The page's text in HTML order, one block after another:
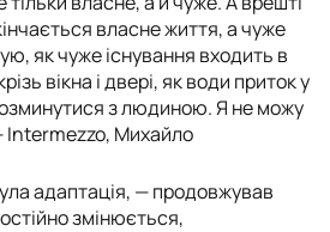
власне життя, а чуже
як чуже існування входить в
вікна і двері, як води приток у
з людиною. Я не можу
Intermezzo, Михайло
адаптація, — продовжував
змінюється,